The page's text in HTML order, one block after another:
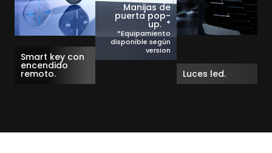
Manijas de
puerta pop-
up. *
*Equipamiento
disponible según
version
Smart key con
encendido
remoto. Luces led.